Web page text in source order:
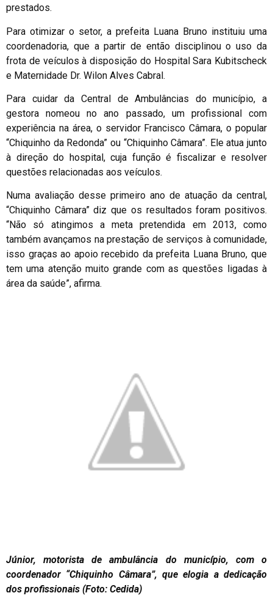
prestados.
Para otimizar o setor, a prefeita Luana Bruno instituiu uma
coordenadoria, que a partir de então disciplinou o uso da
frota de veículos à disposição do Hospital Sara Kubitscheck
e Maternidade Dr. Wilon Alves Cabral.
Para cuidar da Central de Ambulâncias do município, a
gestora nomeou no ano passado, um profissional com
experiência na área, o servidor Francisco Câmara, o popular
“Chiquinho da Redonda” ou “Chiquinho Câmara”. Ele atua junto
à direção do hospital, cuja função é fiscalizar e resolver
questões relacionadas aos veículos.
Numa avaliação desse primeiro ano de atuação da central,
“Chiquinho Câmara” diz que os resultados foram positivos.
“Não só atingimos a meta pretendida em 2013, como
também avançamos na prestação de serviços à comunidade,
isso graças ao apoio recebido da prefeita Luana Bruno, que
tem uma atenção muito grande com as questões ligadas à
área da saúde”, afirma.
Júnior, motorista de ambulância do município, com o
coordenador “Chiquinho Câmara”, que elogia a dedicação
dos profissionais (Foto: Cedida)